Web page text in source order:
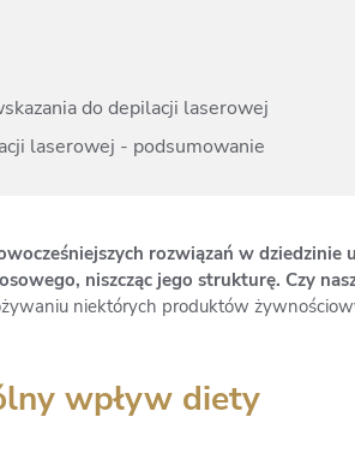
do depilacji laserowej
laserowej - podsumowanie
rozwiązań w
niszcząc jego strukturę. Czy
niektórych produktów
wpływ diety